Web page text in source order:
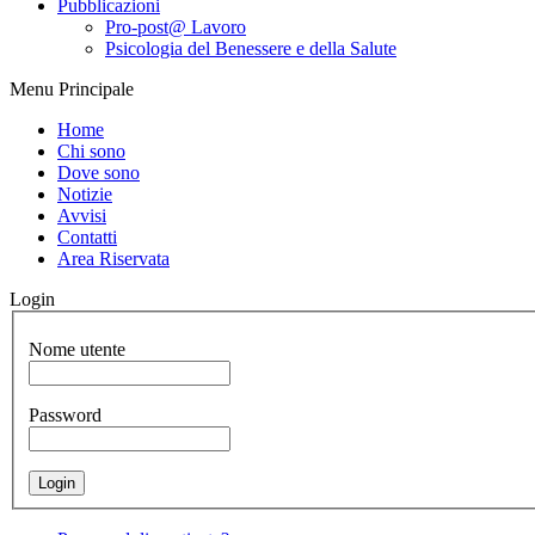
Pubblicazioni
Pro-post@ Lavoro
Psicologia del Benessere e della Salute
Menu Principale
Home
Chi sono
Dove sono
Notizie
Avvisi
Contatti
Area Riservata
Login
Nome utente
Password